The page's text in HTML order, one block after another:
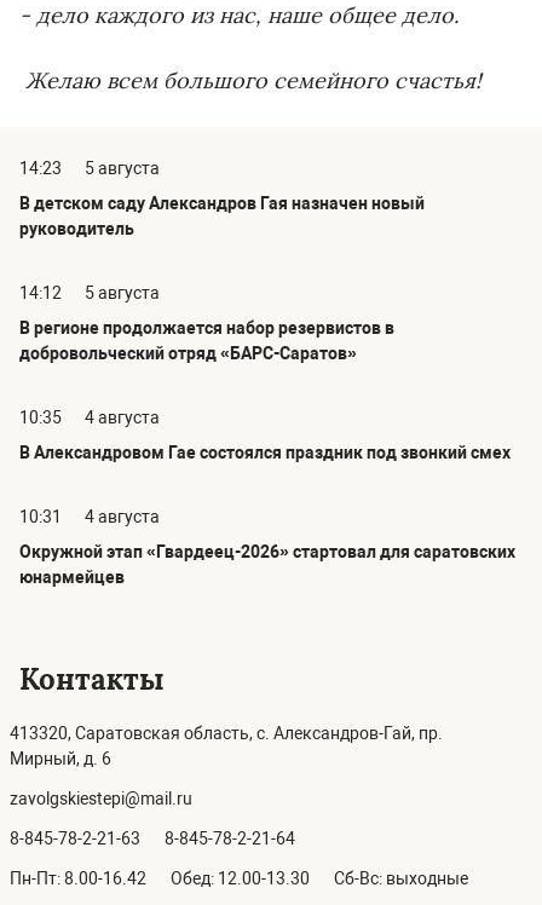
- дело каждого из нас, наше общее дело.
Желаю всем большого семейного счастья!
14:23
5 августа
В детском саду Александров Гая назначен новый
руководитель
14:12
5 августа
В регионе продолжается набор резервистов в
добровольческий отряд «БАРС-Саратов»
10:35
4 августа
В Александровом Гае состоялся праздник под звонкий смех
10:31
4 августа
Окружной этап «Гвардеец-2026» стартовал для саратовских
юнармейцев
Контакты
413320, Саратовская область, с. Александров-Гай, пр.
Мирный, д. 6
zavolgskiestepi@mail.ru
8-845-78-2-21-63 8-845-78-2-21-64
Пн-Пт: 8.00-16.42 Обед: 12.00-13.30 Сб-Вс: выходные